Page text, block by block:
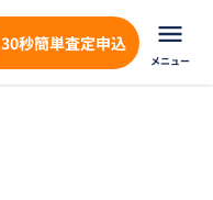
30秒簡単査定申込
メニュー